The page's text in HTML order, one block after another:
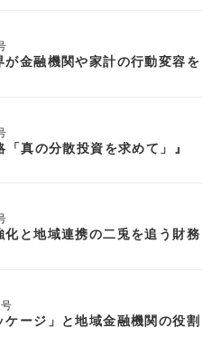
金融機関や家計の行動変容を
「真の分散投資を求めて」』
と地域連携の二兎を追う財務
ケージ」と地域金融機関の役割